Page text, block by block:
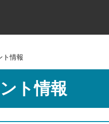
ト情報
ト情報